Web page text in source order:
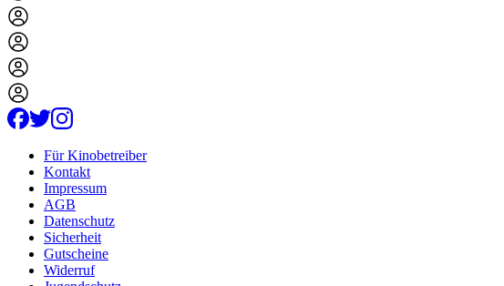
Für Kinobetreiber
Kontakt
Impressum
AGB
Datenschutz
Sicherheit
Gutscheine
Widerruf